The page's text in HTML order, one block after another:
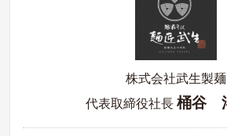
株式会社武生製麺
代表取締役社長桶谷